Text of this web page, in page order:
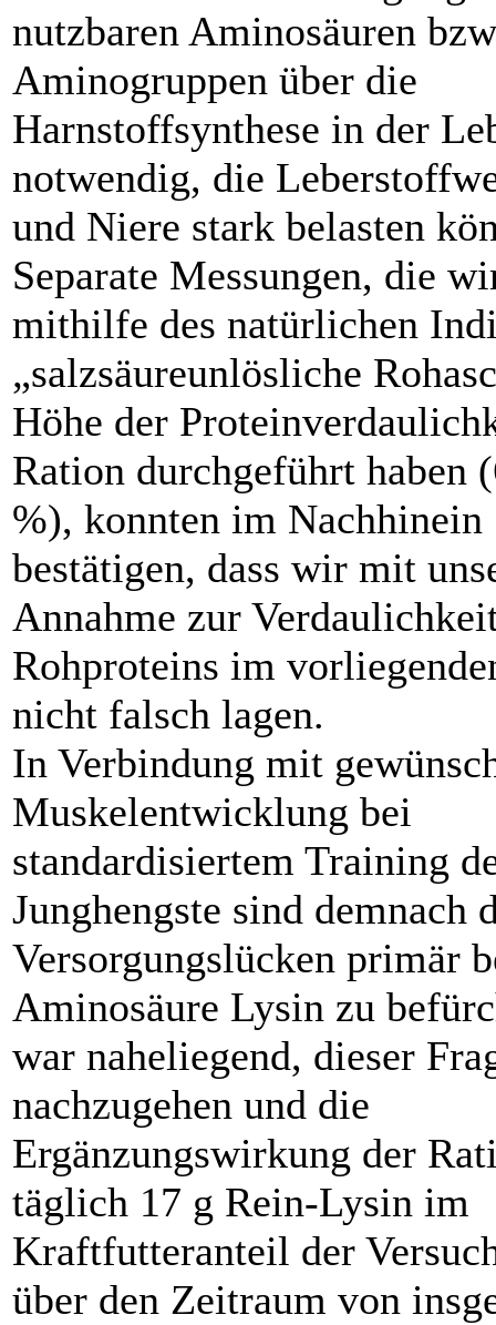
nutzbaren Aminosäuren
Aminogruppen über die
Harnstoffsynthese in der
notwendig, die
und Niere stark belasten
Separate Messungen, die
mithilfe des natürlichen
„salzsäureunlösliche
Höhe der
Ration durchgeführt haben
%), konnten im Nachhinein
bestätigen, dass wir mit
Annahme zur
Rohproteins im
nicht falsch lagen.
In Verbindung mit
Muskelentwicklung bei
standardisiertem Training
Junghengste sind demnach
Versorgungslücken primär
Aminosäure Lysin zu
war naheliegend, dieser
nachzugehen und die
Ergänzungswirkung der
täglich 17 g Rein-Lysin im
Kraftfutteranteil der
über den Zeitraum von